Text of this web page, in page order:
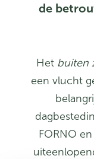
de
Het buiten
een vlucht
FORNO